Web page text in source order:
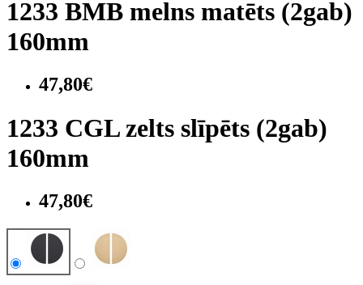
1233 BMB melns matēts (2gab)
160mm
47,80€
1233 CGL zelts slīpēts (2gab)
160mm
47,80€